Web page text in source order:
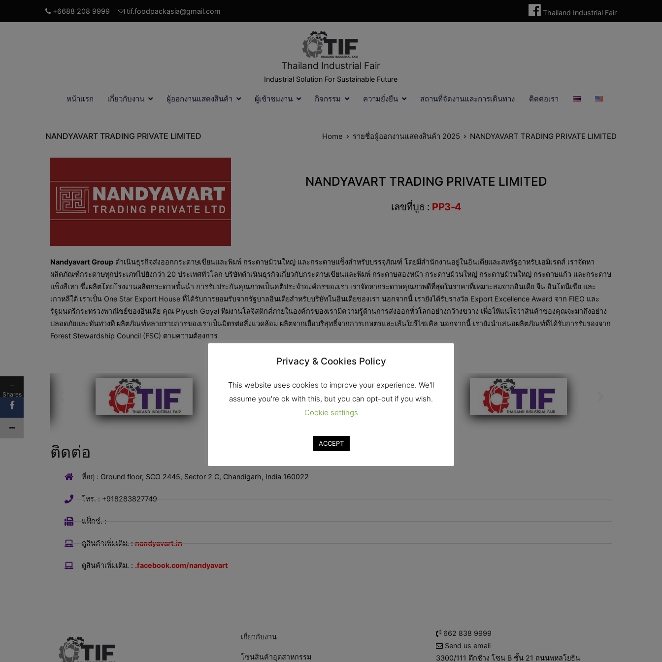
+6688 208 9999 tif.foodpackasia@gmail.com Thailand Industrial Fair
Thailand Industrial Fair
Industrial Solution For Sustainable Future
หน้าแรก เกี่ยวกับงาน ผู้ออกงานแสดงสินค้า ผู้เข้าชมงาน กิจกรรม ความยั่งยืน สถานที่จัดงานและการเดินทาง ติดต่อเรา
NANDYAVART TRADING PRIVATE LIMITED Home รายชื่อผู้ออกงานแสดงสินค้า 2025 NANDYAVART TRADING PRIVATE LIMITED
NANDYAVART TRADING PRIVATE LIMITED
เลขที่บูธ : PP3-4
Nandyavart Group ดำเนินธุรกิจส่งออกกระดาษเขียนและพิมพ์ กระดาษม้วนใหญ่ และกระดาษแข็งสำหรับบรรจุภัณฑ์ โดยมีสำนักงานอยู่ในอินเดียและสหรัฐอาหรับเอมิเรตส์ เราจัดหา
ผลิตภัณฑ์กระดาษทุกประเภทไปยังกว่า 20 ประเทศทั่วโลก บริษัทดำเนินธุรกิจเกี่ยวกับกระดาษเขียนและพิมพ์ กระดาษสองหน้า กระดาษม้วนใหญ่ กระดาษม้วนใหญ่ กระดาษแก้ว และกระดาษ
แข็งสีเทา ซึ่งผลิตโดยโรงงานผลิตกระดาษชั้นนำ การรับประกันคุณภาพเป็นคติประจำองค์กรของเรา เราจัดหากระดาษคุณภาพดีที่สุดในราคาที่เหมาะสมจากอินเดีย จีน อินโดนีเซีย และ
เกาหลีใต้ เราเป็น One Star Export House ที่ได้รับการยอมรับจากรัฐบาลอินเดียสำหรับบริษัทในอินเดียของเรา นอกจากนี้ เรายังได้รับรางวัล Export Excellence Award จาก FIEO และ
รัฐมนตรีกระทรวงพาณิชย์ของอินเดีย คุณ Piyush Goyal ทีมงานโลจิสติกส์ภายในองค์กรของเรามีความรู้ด้านการส่งออกทั่วโลกอย่างกว้างขวาง เพื่อให้แน่ใจว่าสินค้าของคุณจะมาถึงอย่าง
ปลอดภัยและทันท่วงที ผลิตภัณฑ์หลายรายการของเราเป็นมิตรต่อสิ่งแวดล้อม ผลิตจากเยื่อบริสุทธิ์จากการเกษตรและเส้นใยรีไซเคิล นอกจากนี้ เรายังนำเสนอผลิตภัณฑ์ที่ได้รับการรับรองจาก
Forest Stewardship Council (FSC) ตามความต้องการ
ติดต่อ
ที่อยุ่ : Ground floor, SCO 2445, Sector 2 C, Chandigarh, India 160022
โทร. : +918283827749
แฟ็กซ์. :
ดูสินค้าเพิ่มเติม. : nandyavart.in
ดูสินค้าเพิ่มเติม. : .facebook.com/nandyavart
เกี่ยวกับงาน
โซนสินค้าอุตสาหกรรม
662 838 9999
Send us email
3300/111 ตึกช้าง โซน B ชั้น 21 ถนนพหลโยธิน
Privacy & Cookies Policy
This website uses cookies to improve your experience. We'll
assume you're ok with this, but you can opt-out if you wish.
Cookie settings
ACCEPT
…
Shares